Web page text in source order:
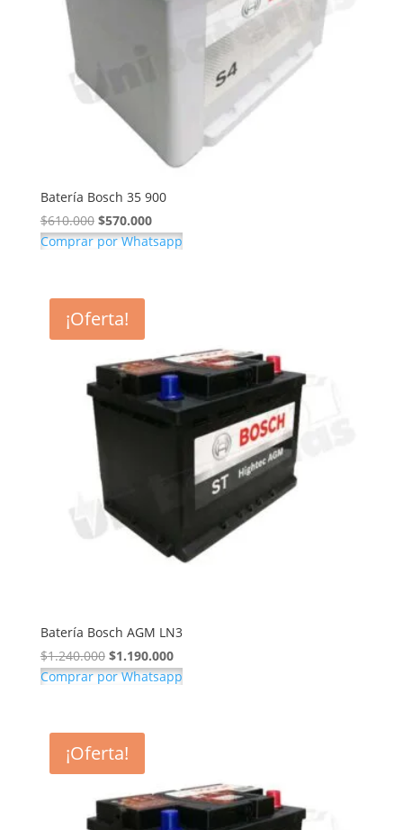
Batería Bosch 35 900
$610.000 El
precio
$610.000.
$570.000El
precio
Comprar por Whatsapp
¡Oferta!
Batería Bosch AGM LN3
$1.240.000 El
precio
$1.240.000.
$1.190.000El
precio
Comprar por Whatsapp
¡Oferta!